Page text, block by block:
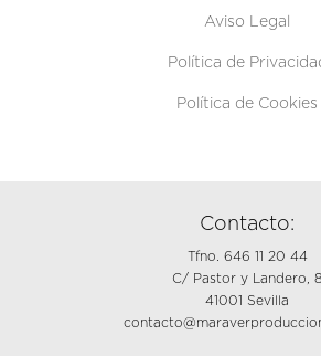
Aviso Legal
Política de
Política de Cookies
Contacto:
Tfno. 646 11 20 44
C/ Pastor y Landero, 8
41001 Sevilla